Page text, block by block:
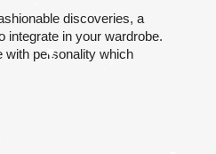
discoveries, a
integrate in your wardrobe.
with personality which